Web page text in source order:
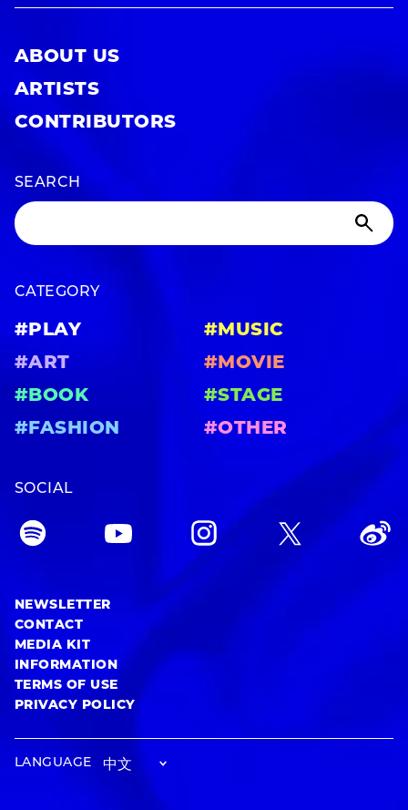
ABOUT US
ARTISTS
CONTRIBUTORS
SEARCH
CATEGORY
#PLAY
#MUSIC
#ART
#MOVIE
#BOOK
#STAGE
#FASHION
#OTHER
SOCIAL
NEWSLETTER
CONTACT
MEDIA KIT
INFORMATION
TERMS OF USE
PRIVACY POLICY
LANGUAGE